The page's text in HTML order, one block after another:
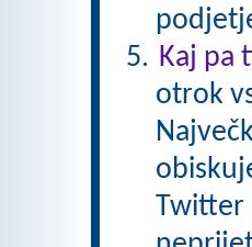
Kaj pa
otrok
Twitter